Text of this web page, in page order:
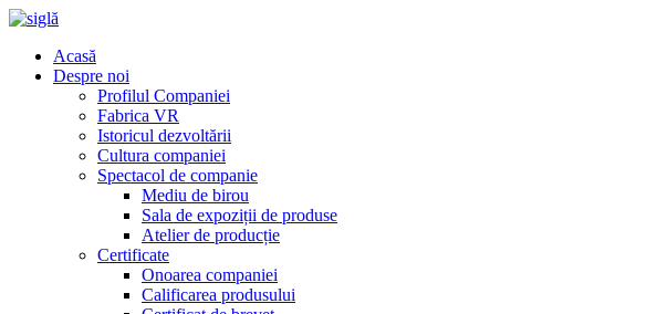
Acasă
Despre noi
Profilul Companiei
Fabrica VR
Istoricul dezvoltării
Cultura companiei
Spectacol de companie
Mediu de birou
Sala de expoziții de produse
Atelier de producție
Certificate
Onoarea companiei
Calificarea produsului